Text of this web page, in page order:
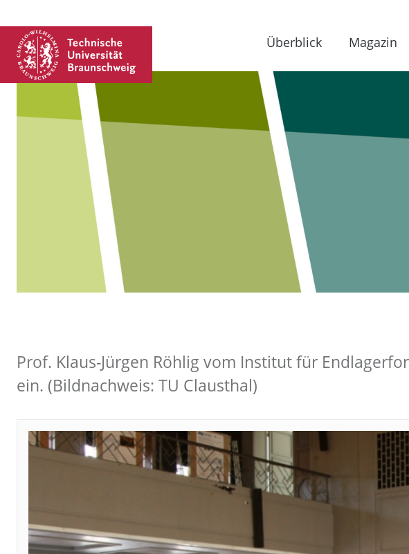
Überblick Magazin
Prof. Klaus-Jürgen Röhlig vom Institut für
ein. (Bildnachweis: TU Clausthal)